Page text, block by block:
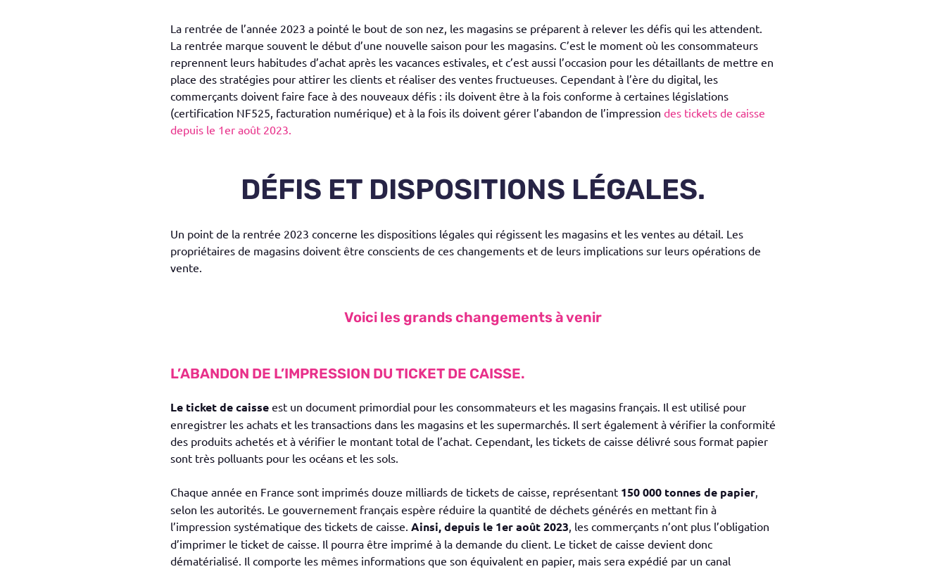
La rentrée de l’année 2023 a pointé le bout de son nez, les magasins se préparent à relever les défis qui les attendent.
La rentrée marque souvent le début d’une nouvelle saison pour les magasins. C’est le moment où les consommateurs
reprennent leurs habitudes d’achat après les vacances estivales, et c’est aussi l’occasion pour les détaillants de mettre en
place des stratégies pour attirer les clients et réaliser des ventes fructueuses. Cependant à l’ère du digital, les
commerçants doivent faire face à des nouveaux défis : ils doivent être à la fois conforme à certaines législations
(certification NF525, facturation numérique) et à la fois ils doivent gérer l’abandon de l’impression des tickets de caisse
depuis le 1er août 2023.
DÉFIS ET DISPOSITIONS LÉGALES.
Un point de la rentrée 2023 concerne les dispositions légales qui régissent les magasins et les ventes au détail. Les
propriétaires de magasins doivent être conscients de ces changements et de leurs implications sur leurs opérations de
vente.
Voici les grands changements à venir
L’ABANDON DE L’IMPRESSION DU TICKET DE CAISSE.
Le ticket de caisse est un document primordial pour les consommateurs et les magasins français. Il est utilisé pour
enregistrer les achats et les transactions dans les magasins et les supermarchés. Il sert également à vérifier la conformité
des produits achetés et à vérifier le montant total de l’achat. Cependant, les tickets de caisse délivré sous format papier
sont très polluants pour les océans et les sols.
Chaque année en France sont imprimés douze milliards de tickets de caisse, représentant 150 000 tonnes de papier
selon les autorités. Le gouvernement français espère réduire la quantité de déchets générés en mettant fin à
l’impression systématique des tickets de caisse. Ainsi, depuis le 1er août 2023 , les commerçants n’ont plus l’obligation
d’imprimer le ticket de caisse. Il pourra être imprimé à la demande du client. Le ticket de caisse devient donc
dématérialisé. Il comporte les mêmes informations que son équivalent en papier, mais sera expédié par un canal